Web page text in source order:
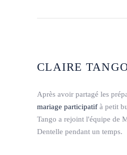
CLAIRE
Après avoir partagé les
mariage participatif à petit
Tango a rejoint l'équipe de
Dentelle pendant un temps.